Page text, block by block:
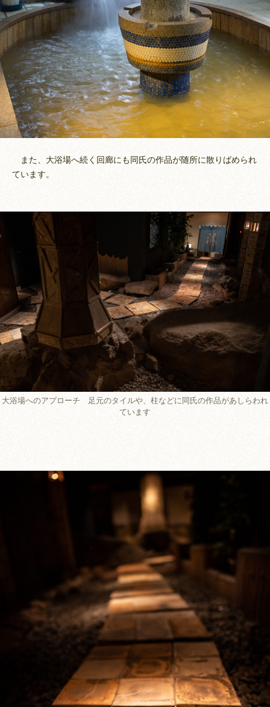
また、大浴場へ続く回廊にも同氏の作品が随所に散りばめられ
ています。
大浴場へのアプローチ 足元のタイルや、柱などに同氏の作品があしらわれ
ています